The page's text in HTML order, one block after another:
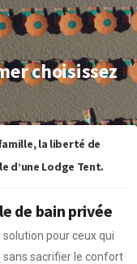
choisissez
la liberté de
d’une Lodge Tent.
de bain privée
solution pour ceux qui
sacrifier le confort